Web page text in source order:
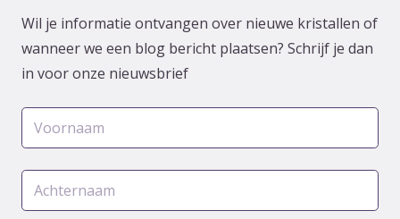
Wil je informatie ontvangen over nieuwe kristallen of
wanneer we een blog bericht plaatsen? Schrijf je dan
in voor onze nieuwsbrief